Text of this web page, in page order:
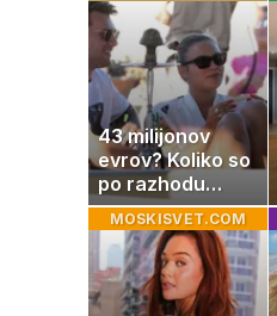
43 milijonov
evrov? Koliko so
po razhodu
zahtevale ali
prejele
partnerice
športnih
zvezdnikov
MOSKISVET.COM